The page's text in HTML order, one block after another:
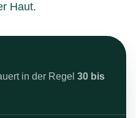
Haut.
in der Regel 30 bis